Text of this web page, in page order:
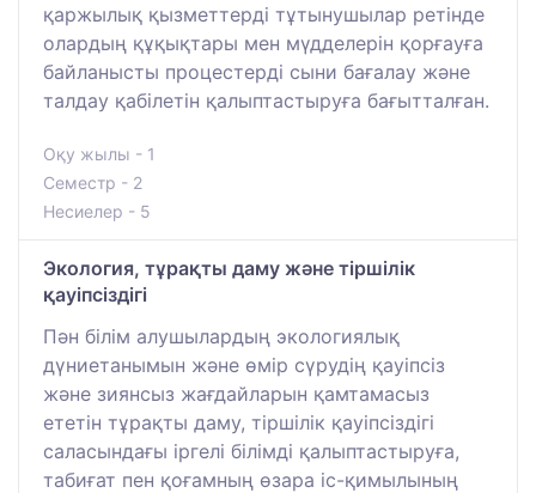
қаржылық қызметтерді тұтынушылар ретінде
олардың құқықтары мен мүдделерін қорғауға
байланысты процестерді сыни бағалау және
талдау қабілетін қалыптастыруға бағытталған.
Оқу жылы - 1
Семестр - 2
Несиелер - 5
Экология, тұрақты даму және тіршілік
қауіпсіздігі
Пән білім алушылардың экологиялық
дүниетанымын және өмір сүрудің қауіпсіз
және зиянсыз жағдайларын қамтамасыз
ететін тұрақты даму, тіршілік қауіпсіздігі
саласындағы іргелі білімді қалыптастыруға,
табиғат пен қоғамның өзара іс-қимылының